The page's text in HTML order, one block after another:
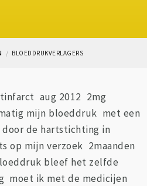
BLOEDDRUKVERLAGERS
aug 2012 2mg
mijn bloeddruk met een
door de hartstichting in
op mijn verzoek 2maanden
bleef het zelfde
moet ik met de medicijen